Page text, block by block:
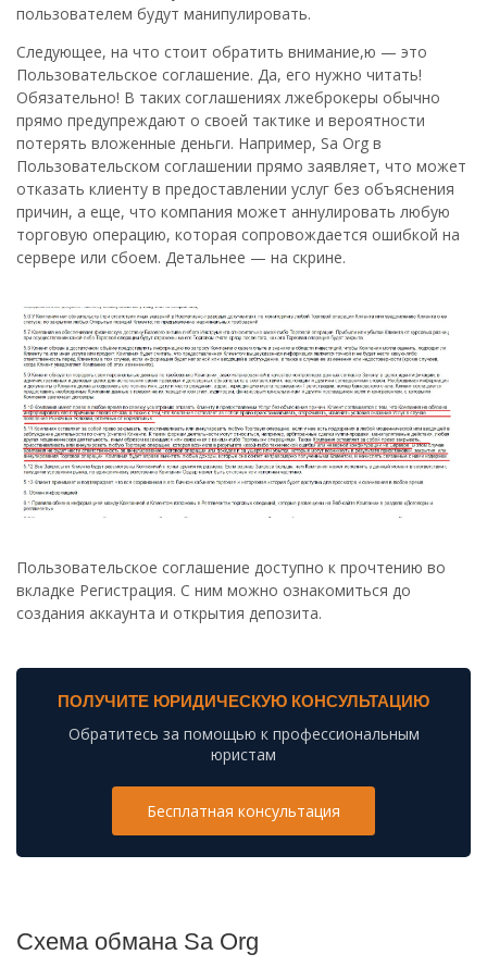
пользователем будут манипулировать.
Следующее, на что стоит обратить внимание,ю — это
Пользовательское соглашение. Да, его нужно читать!
Обязательно! В таких соглашениях лжеброкеры обычно
прямо предупреждают о своей тактике и вероятности
потерять вложенные деньги. Например, Sa Org в
Пользовательском соглашении прямо заявляет, что может
отказать клиенту в предоставлении услуг без объяснения
причин, а еще, что компания может аннулировать любую
торговую операцию, которая сопровождается ошибкой на
сервере или сбоем. Детальнее — на скрине.
Пользовательское соглашение доступно к прочтению во
вкладке Регистрация. С ним можно ознакомиться до
создания аккаунта и открытия депозита.
ПОЛУЧИТЕ ЮРИДИЧЕСКУЮ КОНСУЛЬТАЦИЮ
Обратитесь за помощью к профессиональным
юристам
Бесплатная консультация
Схема обмана Sa Org